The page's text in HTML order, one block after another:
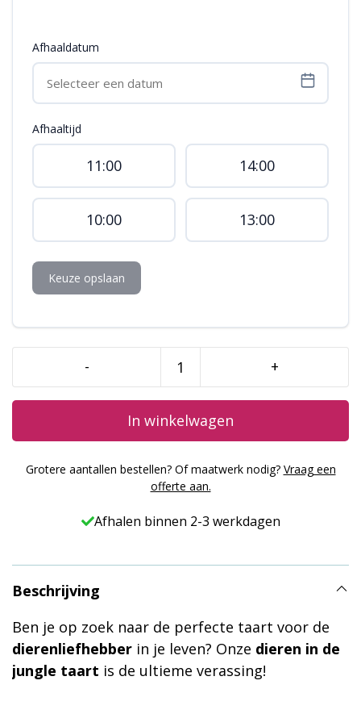
Afhaaldatum
Afhaaltijd
11:00 14:00
10:00 13:00
Keuze opslaan
-
Taart
+
In winkelwagen
Grotere aantallen bestellen? Of maatwerk nodig? Vraag een
offerte aan.
Afhalen binnen 2-3 werkdagen
Beschrijving
Ben je op zoek naar de perfecte taart voor de
dierenliefhebber in je leven? Onze dieren in de
jungle taart is de ultieme verassing!